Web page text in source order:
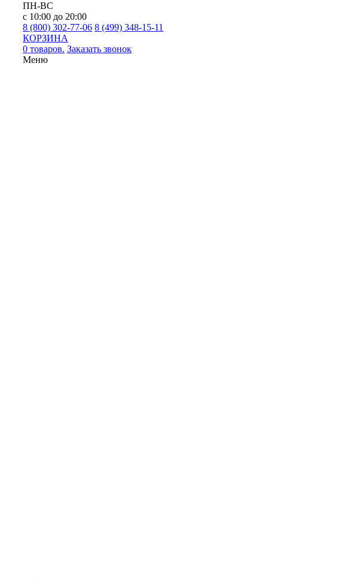
ПН-ВС
с 10:00 до 20:00
8 (800) 302-77-06 8 (499) 348-15-11
КОРЗИНА
0 товаров. Заказать звонок
Меню